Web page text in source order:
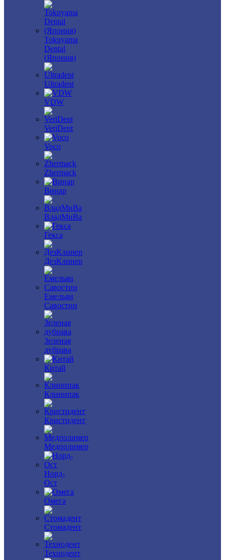
Tokuyama
Dental
(Япония)
Ultradent
VDW
VeriDent
Voco
Zhermack
Винар
ВладМиВа
Гекса
ДезКлинер
Емельян
Савостин
Зеленая
дубрава
Китай
Клинипак
Кристидент
Медполимер
Норд-
Ост
Омега
Стомадент
Технодент